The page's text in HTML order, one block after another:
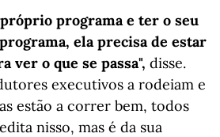
programa e ter o seu
ela precisa de estar
ver o que se passa", disse.
executivos a rodeiam e
estão a correr bem, todos
nisso, mas é da sua